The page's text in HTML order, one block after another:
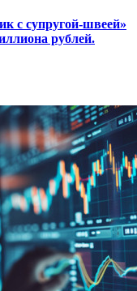
с супругой-швеей»
рублей.